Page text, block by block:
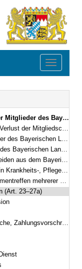
Toggle
vom 6. März 1996 (GVBl. S. 82) BayRS 1100-1-I (Art. 1–63)
(Art. 1–4a)
und Versorgung (Art. 5–27a)
Landtags (Art. 5–10)
Landtag (Art. 11–19)
Unterstützungen (Art. 20–21)
aus öffentlichen Kassen (Art. 22)
(Art. 23–27a)
Zahlungsvorschriften